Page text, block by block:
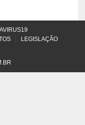
LEGISLAÇÃO